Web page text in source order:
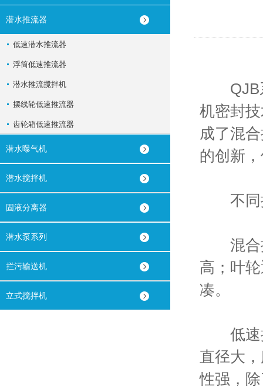
潜水推流器
低速潜水推流器
浮筒低速推流器
潜水推流搅拌机
摆线轮低速推流器
齿轮箱低速推流器
潜水曝气机
潜水搅拌机
固液分离器
潜水泵系列
拦污输送机
立式搅拌机
QJB系
机密封
成了混
的创新
不同搅
混合搅
高；叶
凑。
低速推
直径大
性强，